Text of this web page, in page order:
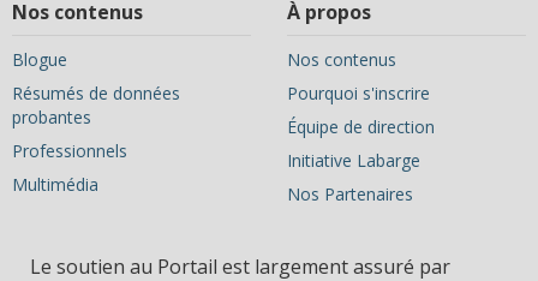
Nos contenus
Blogue
Résumés de données
probantes
Professionnels
Multimédia
À propos
Nos contenus
Pourquoi s'inscrire
Équipe de direction
Initiative Labarge
Nos Partenaires
Le soutien au Portail est largement assuré par